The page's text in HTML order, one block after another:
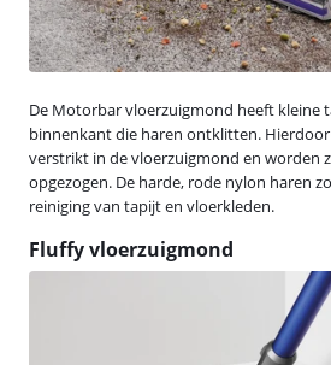
De Motorbar vloerzuigmond heeft kleine
binnenkant die haren ontklitten.
verstrikt in de vloerzuigmond en worden
opgezogen. De harde, rode nylon haren
reiniging van tapijt en vloerkleden.
Fluffy vloerzuigmond